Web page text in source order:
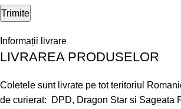
Informații livrare
LIVRAREA PRODUSELOR
Coletele sunt livrate pe tot teritoriul
de curierat: DPD, Dragon Star si Sageata